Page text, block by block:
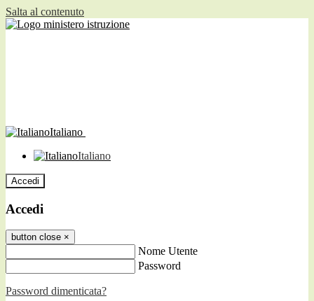
Salta al contenuto
Italiano
Italiano
Accedi
Accedi
button close ×
Nome Utente
Password
Password dimenticata?